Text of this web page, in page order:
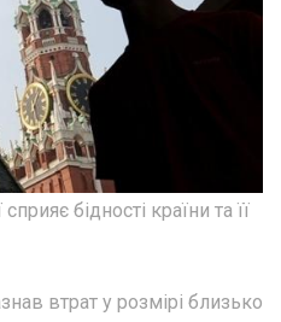
бідності країни та її
втрат у розмірі близько